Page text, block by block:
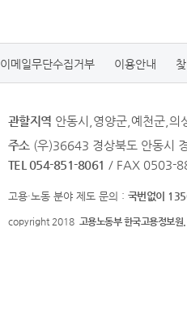
이메일무단수집거부 이용안내
관할지역 안동시,영양군,예천군,의
주소 (우)36643 경상북도 안동시
TEL 054-851-8061 / FAX 0503-
고용·노동 분야 제도 문의 : 국번없이
copyright 2018 고용노동부 한국고용정보원.